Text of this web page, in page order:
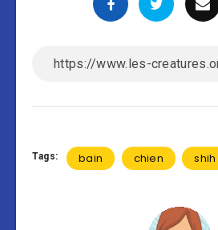
Tags: bain chien shih